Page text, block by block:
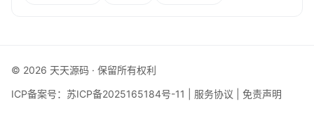
© 2026 天天源码 · 保留所有权利
ICP备案号： 苏ICP备2025165184号-11 服务协议 免责声明